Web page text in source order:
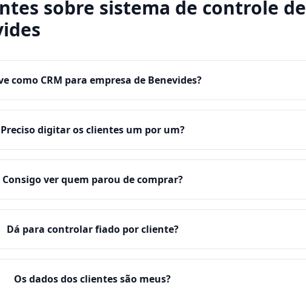
sobre sistema de controle de
como CRM para empresa de Benevides?
Preciso digitar os clientes um por um?
Consigo ver quem parou de comprar?
Dá para controlar fiado por cliente?
Os dados dos clientes são meus?